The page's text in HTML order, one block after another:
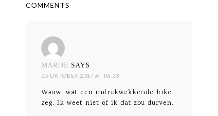
COMMENTS
MARIJE SAYS
25 OKTOBER 2017 AT 06:23
Wauw, wat een indrukwekkende hike
zeg. Ik weet niet of ik dat zou durven.